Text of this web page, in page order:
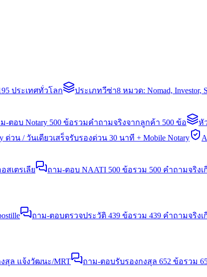
ประเทศทั่วโลก ประเภทวีซ่า8 หมวด: Nomad, Investor,
-ตอบ Notary 500 ข้อรวมคำถามจริงจากลูกค้า 500 ข้อ หั
ด่วน / วันเดียวเสร็จรับรองด่วน 30 นาที + Mobile Notary
สเตรเลีย ถาม-ตอบ NAATI 500 ข้อรวม 500 คำถามจริง
ถาม-ตอบตรวจประวัติ 439 ข้อรวม 439 คำถามจริง
สุล แจ้งวัฒนะ/MRT ถาม-ตอบรับรองกงสุล 652 ข้อรวม